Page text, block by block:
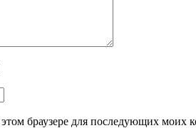
браузере для последующих моих